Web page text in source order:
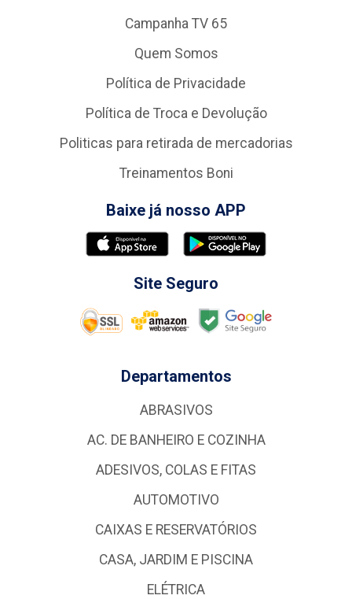
Campanha TV 65
Quem Somos
Política de Privacidade
Política de Troca e Devolução
Politicas para retirada de mercadorias
Treinamentos Boni
Baixe já nosso APP
Site Seguro
Departamentos
ABRASIVOS
AC. DE BANHEIRO E COZINHA
ADESIVOS, COLAS E FITAS
AUTOMOTIVO
CAIXAS E RESERVATÓRIOS
CASA, JARDIM E PISCINA
ELÉTRICA